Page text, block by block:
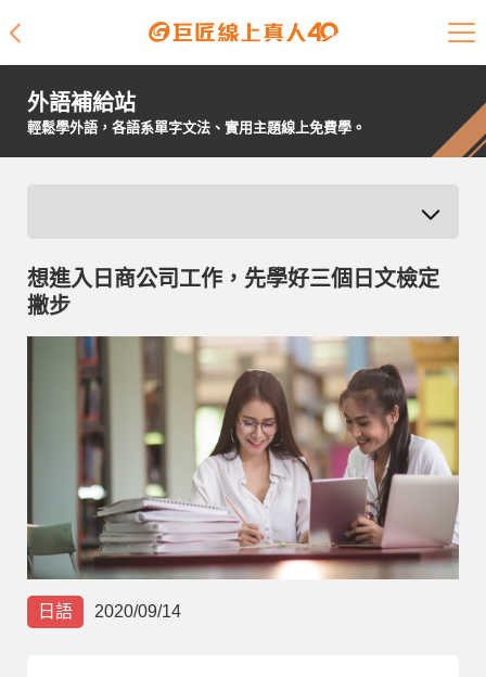
課程介紹
開課查詢
學員故事
免費資源
部落格
線上體驗
外語補給站
輕鬆學外語，各語系單字文法、實用主題線上免費學。
想進入日商公司工作，先學好三個日文檢定
撇步
日語 2020/09/14